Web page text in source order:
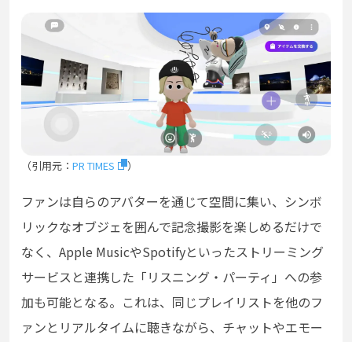
（引用元： PR TIMES ）
ファンは自らのアバターを通じて空間に集い、シンボ
リックなオブジェを囲んで記念撮影を楽しめるだけで
なく、Apple MusicやSpotifyといったストリーミング
サービスと連携した「リスニング・パーティ」への参
加も可能となる。これは、同じプレイリストを他のフ
ァンとリアルタイムに聴きながら、チャットやエモー